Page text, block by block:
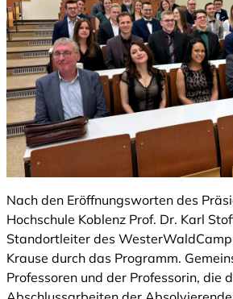
Nach den Eröffnungsworten des
Hochschule Koblenz Prof. Dr. Karl
Standortleiter des
Krause durch das Programm.
Professoren und der Professorin, die